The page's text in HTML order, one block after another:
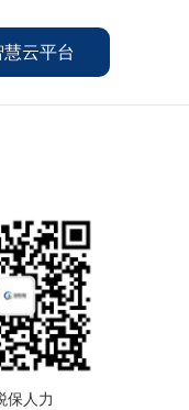
慧云平台
保人力